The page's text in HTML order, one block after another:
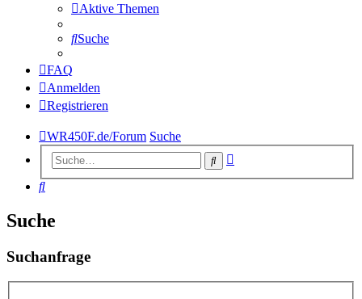
Aktive Themen
Suche
FAQ
Anmelden
Registrieren
WR450F.de/Forum Suche
Suche
Suche
Suche
Suchanfrage